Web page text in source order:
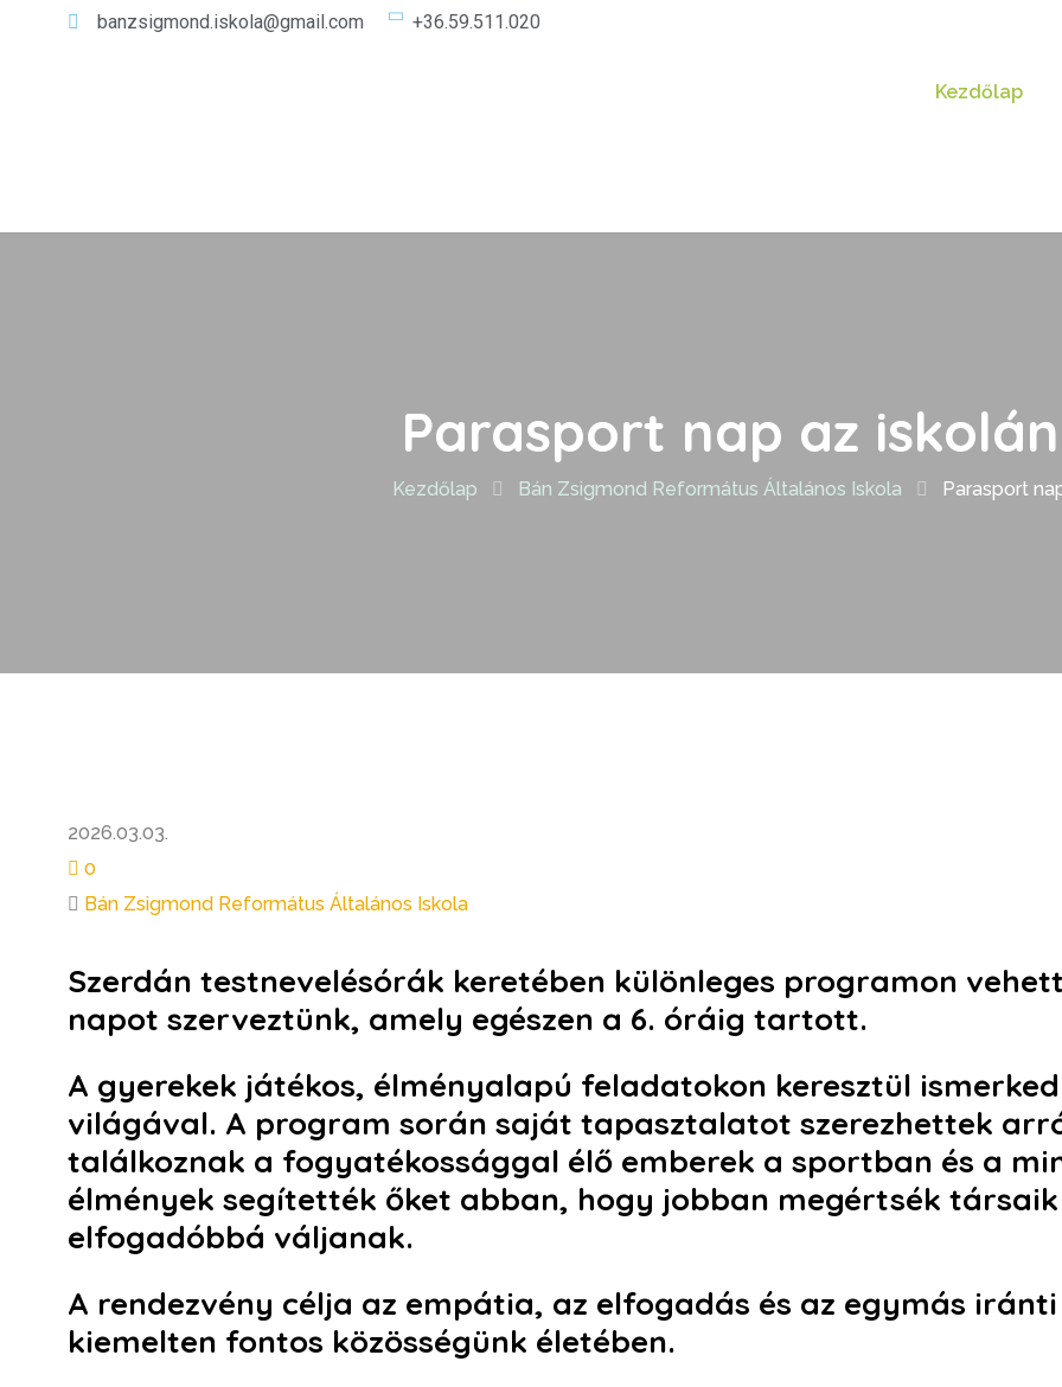
banzsigmond.iskola@gmail.com +36.59.511.020
Kezdőlap
Parasport nap az
Kezdőlap Bán Zsigmond Református Általános Iskola Parasport
2026.03.03.
0
Bán Zsigmond Református Általános Iskola
Szerdán testnevelésórák keretében különleges programon
napot szerveztünk, amely egészen a 6. óráig tartott.
A gyerekek játékos, élményalapú feladatokon keresztül
világával. A program során saját tapasztalatot szerezhettek
találkoznak a fogyatékossággal élő emberek a sportban és a
élmények segítették őket abban, hogy jobban megértsék
elfogadóbbá váljanak.
A rendezvény célja az empátia, az elfogadás és az egymás
kiemelten fontos közösségünk életében.